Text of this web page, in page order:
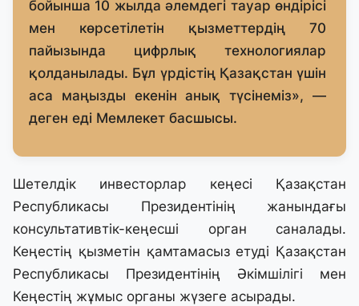
бойынша 10 жылда әлемдегі тауар өндірісі
мен көрсетілетін қызметтердің 70
пайызында цифрлық технологиялар
қолданылады. Бұл үрдістің Қазақстан үшін
аса маңызды екенін анық түсінеміз», —
деген еді Мемлекет басшысы.
Шетелдік инвесторлар кеңесі Қазақстан
Республикасы Президентінің жанындағы
консультативтік-кеңесші орган саналады.
Кеңестің қызметін қамтамасыз етуді Қазақстан
Республикасы Президентінің Әкімшілігі мен
Кеңестің жұмыс органы жүзеге асырады.